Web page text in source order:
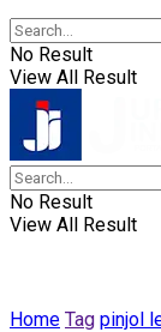
No Result
View All Result
No Result
View All Result
Home Tag pinjol